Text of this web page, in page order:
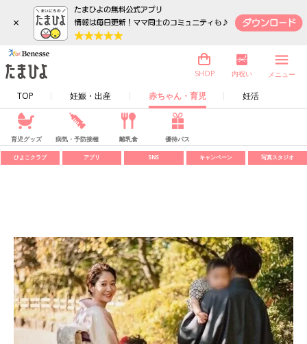
×
TOP 妊娠・出産 赤ちゃん・育児 妊活
SHOP 内祝い メニュー
育児グッズ 病気・予防接種 離乳食 優待パス
ひよこクラブ アプリ SNS キャンペーン 写真スタジオ